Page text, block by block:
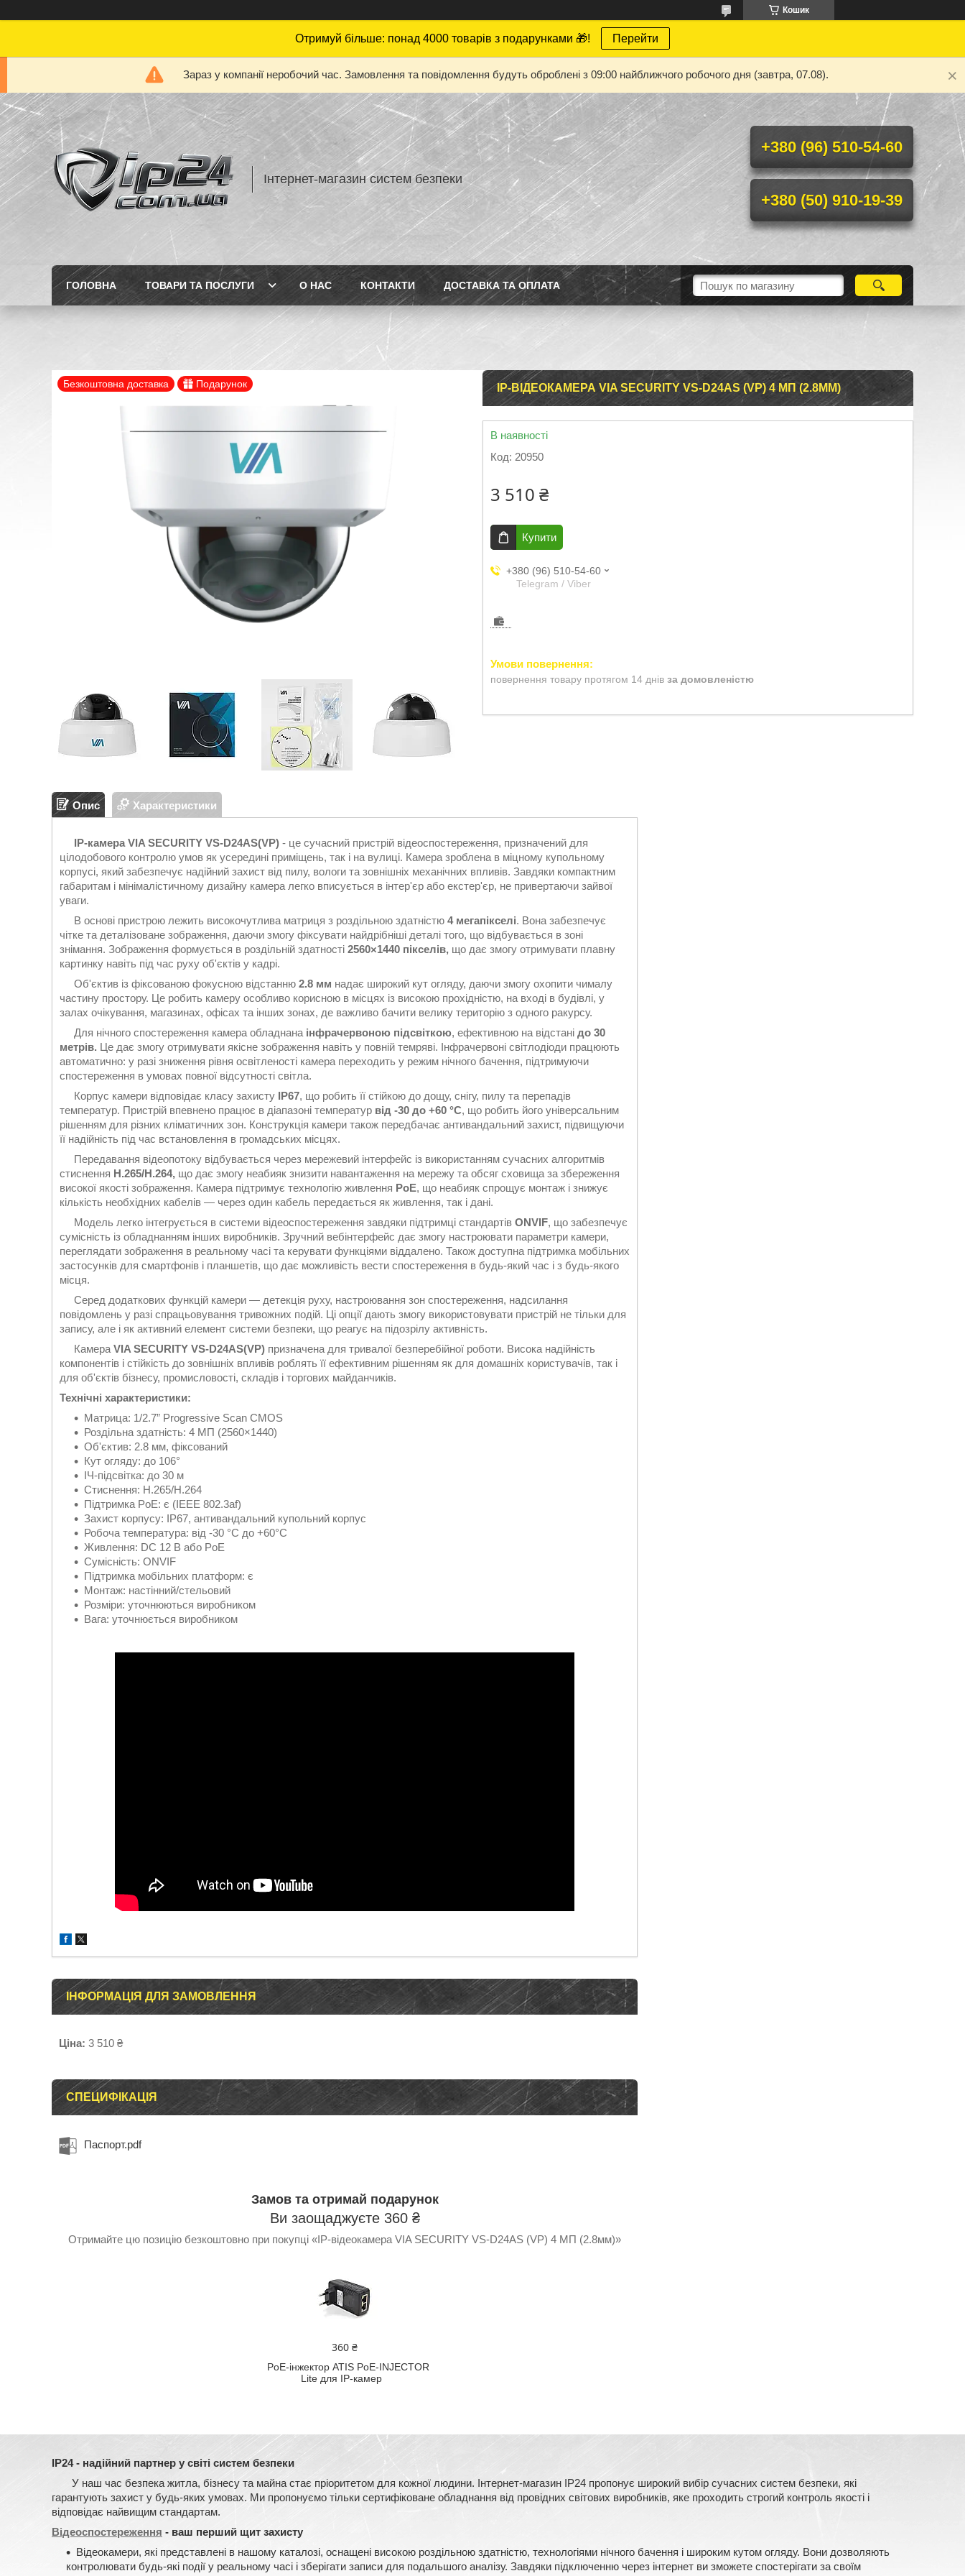
Кошик
Отримуй більше: понад 4000 товарів з подарунками 🎁! Перейти
Зараз у компанії неробочий час. Замовлення та повідомлення будуть оброблені з 09:00 найближчого робочого дня (завтра, 07.08).
Інтернет-магазин систем безпеки
+380 (96) 510-54-60
+380 (50) 910-19-39
ГОЛОВНА ТОВАРИ ТА ПОСЛУГИ О НАС КОНТАКТИ ДОСТАВКА ТА ОПЛАТА
Безкоштовна доставка Подарунок IP-ВІДЕОКАМЕРА VIA SECURITY VS-D24AS (VP) 4 МП (2.8ММ)
В наявності
Код: 20950
3 510 ₴
Купити
+380 (96) 510-54-60
Telegram / Viber
повернення товару протягом 14 днів за домовленістю
Опис Характеристики
IP-камера VIA SECURITY VS-D24AS(VP) - це сучасний пристрій відеоспостереження, призначений для
цілодобового контролю умов як усередині приміщень, так і на вулиці. Камера зроблена в міцному купольному
корпусі, який забезпечує надійний захист від пилу, вологи та зовнішніх механічних впливів. Завдяки компактним
габаритам і мінімалістичному дизайну камера легко вписується в інтер'єр або екстер'єр, не привертаючи зайвої
уваги.
В основі пристрою лежить високочутлива матриця з роздільною здатністю 4 мегапікселі. Вона забезпечує
чітке та деталізоване зображення, даючи змогу фіксувати найдрібніші деталі того, що відбувається в зоні
знімання. Зображення формується в роздільній здатності 2560×1440 пікселів, що дає змогу отримувати плавну
картинку навіть під час руху об'єктів у кадрі.
Об'єктив із фіксованою фокусною відстанню 2.8 мм надає широкий кут огляду, даючи змогу охопити чималу
частину простору. Це робить камеру особливо корисною в місцях із високою прохідністю, на вході в будівлі, у
залах очікування, магазинах, офісах та інших зонах, де важливо бачити велику територію з одного ракурсу.
Для нічного спостереження камера обладнана інфрачервоною підсвіткою, ефективною на відстані до 30
метрів. Це дає змогу отримувати якісне зображення навіть у повній темряві. Інфрачервоні світлодіоди працюють
автоматично: у разі зниження рівня освітленості камера переходить у режим нічного бачення, підтримуючи
спостереження в умовах повної відсутності світла.
Корпус камери відповідає класу захисту IP67, що робить її стійкою до дощу, снігу, пилу та перепадів
температур. Пристрій впевнено працює в діапазоні температур від -30 до +60 °C, що робить його універсальним
рішенням для різних кліматичних зон. Конструкція камери також передбачає антивандальний захист, підвищуючи
її надійність під час встановлення в громадських місцях.
Передавання відеопотоку відбувається через мережевий інтерфейс із використанням сучасних алгоритмів
стиснення H.265/H.264, що дає змогу неабияк знизити навантаження на мережу та обсяг сховища за збереження
високої якості зображення. Камера підтримує технологію живлення PoE, що неабияк спрощує монтаж і знижує
кількість необхідних кабелів — через один кабель передається як живлення, так і дані.
Модель легко інтегрується в системи відеоспостереження завдяки підтримці стандартів ONVIF, що забезпечує
сумісність із обладнанням інших виробників. Зручний вебінтерфейс дає змогу настроювати параметри камери,
переглядати зображення в реальному часі та керувати функціями віддалено. Також доступна підтримка мобільних
застосунків для смартфонів і планшетів, що дає можливість вести спостереження в будь-який час і з будь-якого
місця.
Серед додаткових функцій камери — детекція руху, настроювання зон спостереження, надсилання
повідомлень у разі спрацьовування тривожних подій. Ці опції дають змогу використовувати пристрій не тільки для
запису, але і як активний елемент системи безпеки, що реагує на підозрілу активність.
Камера VIA SECURITY VS-D24AS(VP) призначена для тривалої безперебійної роботи. Висока надійність
компонентів і стійкість до зовнішніх впливів роблять її ефективним рішенням як для домашніх користувачів, так і
для об'єктів бізнесу, промисловості, складів і торгових майданчиків.
Технічні характеристики:
Матрица: 1/2.7” Progressive Scan CMOS
Роздільна здатність: 4 МП (2560×1440)
Об'єктив: 2.8 мм, фіксований
Кут огляду: до 106°
ІЧ-підсвітка: до 30 м
Стиснення: H.265/H.264
Підтримка PoE: є (IEEE 802.3af)
Захист корпусу: IP67, антивандальний купольний корпус
Робоча температура: від -30 °C до +60°C
Живлення: DC 12 В або PoE
Сумісність: ONVIF
Підтримка мобільних платформ: є
Монтаж: настінний/стельовий
Розміри: уточнюються виробником
Вага: уточнюється виробником
ІНФОРМАЦІЯ ДЛЯ ЗАМОВЛЕННЯ
Ціна: 3 510 ₴
СПЕЦИФІКАЦІЯ
Паспорт.pdf
Замов та отримай подарунок
Ви заощаджуєте 360 ₴
Отримайте цю позицію безкоштовно при покупці «IP-відеокамера VIA SECURITY VS-D24AS (VP) 4 МП (2.8мм)»
360 ₴
PoE-інжектор ATIS PoE-INJECTOR
Lite для IP-камер
IP24 - надійний партнер у світі систем безпеки
У наш час безпека житла, бізнесу та майна стає пріоритетом для кожної людини. Інтернет-магазин IP24 пропонує широкий вибір сучасних систем безпеки, які
гарантують захист у будь-яких умовах. Ми пропонуємо тільки сертифіковане обладнання від провідних світових виробників, яке проходить строгий контроль якості і
відповідає найвищим стандартам.
Відеоспостереження - ваш перший щит захисту
Відеокамери, які представлені в нашому каталозі, оснащені високою роздільною здатністю, технологіями нічного бачення і широким кутом огляду. Вони дозволяють
контролювати будь-які події у реальному часі і зберігати записи для подальшого аналізу. Завдяки підключенню через інтернет ви зможете спостерігати за своїм